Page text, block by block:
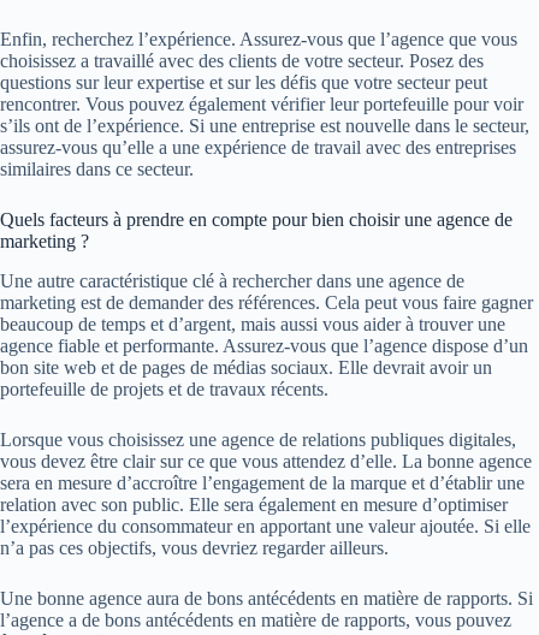
Enfin, recherchez l’expérience. Assurez-vous que l’agence que vous
choisissez a travaillé avec des clients de votre secteur. Posez des
questions sur leur expertise et sur les défis que votre secteur peut
rencontrer. Vous pouvez également vérifier leur portefeuille pour voir
s’ils ont de l’expérience. Si une entreprise est nouvelle dans le secteur,
assurez-vous qu’elle a une expérience de travail avec des entreprises
similaires dans ce secteur.
Quels facteurs à prendre en compte pour bien choisir une agence de
marketing ?
Une autre caractéristique clé à rechercher dans une agence de
marketing est de demander des références. Cela peut vous faire gagner
beaucoup de temps et d’argent, mais aussi vous aider à trouver une
agence fiable et performante. Assurez-vous que l’agence dispose d’un
bon site web et de pages de médias sociaux. Elle devrait avoir un
portefeuille de projets et de travaux récents.
Lorsque vous choisissez une agence de relations publiques digitales,
vous devez être clair sur ce que vous attendez d’elle. La bonne agence
sera en mesure d’accroître l’engagement de la marque et d’établir une
relation avec son public. Elle sera également en mesure d’optimiser
l’expérience du consommateur en apportant une valeur ajoutée. Si elle
n’a pas ces objectifs, vous devriez regarder ailleurs.
Une bonne agence aura de bons antécédents en matière de rapports. Si
l’agence a de bons antécédents en matière de rapports, vous pouvez